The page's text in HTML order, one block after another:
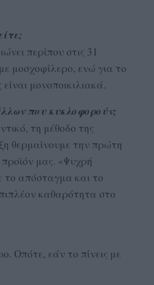
περίπου στις 31
μοσχοφίλερο, ενώ για το
μονοποικιλιακά.
που κυκλοφορούν;
τη μέθοδο της
θερμαίνουμε την πρώτη
μας. «Ψυχρή
το απόσταγμα και το
καθαρότητα στο
Οπότε, εάν το πίνεις με